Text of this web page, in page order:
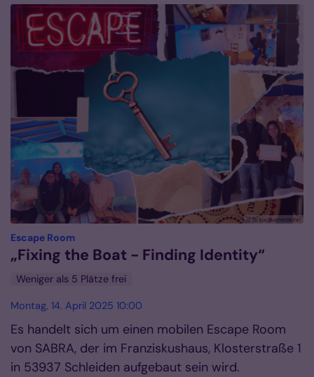
© fb kja dueren|eifel
Escape Room:
„Fixing the Boat - Finding Identity“
Weniger als 5 Plätze frei
Montag, 14. April 2025 10:00
Es handelt sich um einen mobilen Escape Room
von SABRA, der im Franziskushaus, Klosterstraße 1
in 53937 Schleiden aufgebaut sein wird.